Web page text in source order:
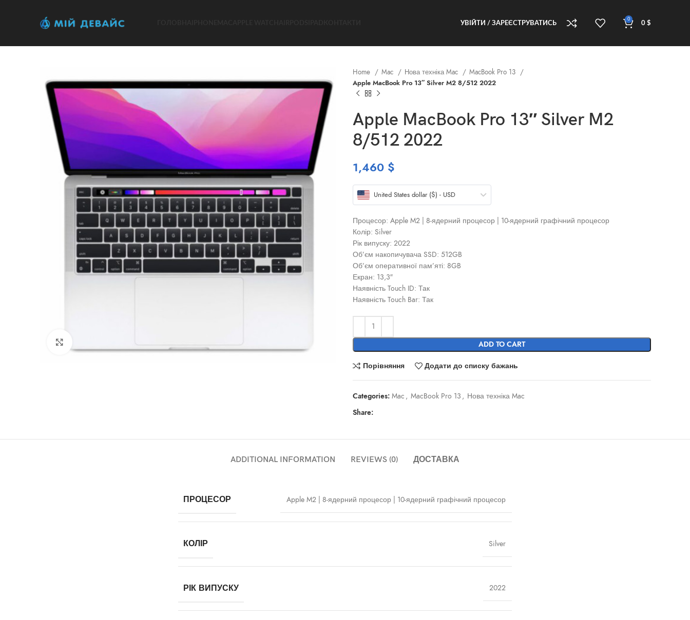
УВІЙТИ / ЗАРЕЄСТРУВАТИСЬ
0
0 $
Home Mac Нова техніка Mac
MacBook Pro 13
Apple MacBook Pro 13″ Silver M2 8/512 2022
Apple MacBook Pro 13″ Silver M2
8/512 2022
1,460 $
United States dollar ($) - USD
Процесор: Apple M2 | 8‑ядерний процесор | 10‑ядерний графічний процесор
Колір: Silver
Рік випуску: 2022
Об’єм накопичувача SSD: 512GB
Об’єм оперативної пам’яті: 8GB
Екран: 13,3″
Наявність Touch ID: Так
Наявність Touch Bar: Так
ADD TO CART
Порівняння Додати до списку бажань
Categories: Mac , MacBook Pro 13 , Нова техніка Mac
Share:
ADDITIONAL INFORMATION REVIEWS (0) ДОСТАВКА
ПРОЦЕСОР Apple M2 | 8‑ядерний процесор | 10‑ядерний графічний процесор
КОЛІР Silver
РІК ВИПУСКУ 2022